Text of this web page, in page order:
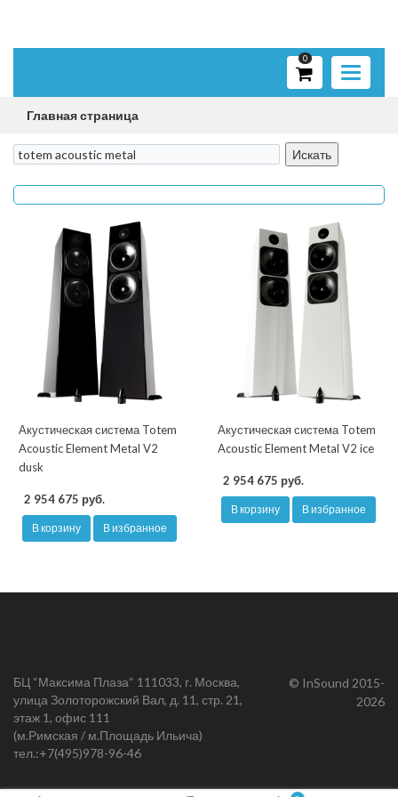
Toggle
0
Главная страница
Акустическая система Totem
Acoustic Element Metal V2
dusk
2 954 675 руб.
В корзину В избранное
Акустическая система Totem
Acoustic Element Metal V2 ice
2 954 675 руб.
В корзину В избранное
БЦ “Максима Плаза“ 111033, г. Москва,
улица Золоторожский Вал, д. 11, стр. 21,
этаж 1, офис 111
(м.Римская / м.Площадь Ильича)
тел.:+7(495)978-96-46
© InSound 2015-
2026